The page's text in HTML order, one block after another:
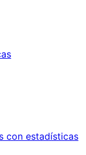
con estadísticas